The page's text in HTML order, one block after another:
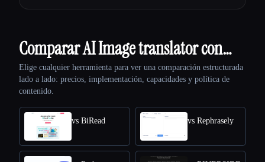
Comparar AI Image translator con…
Elige cualquier herramienta para ver una comparación estructurada
lado a lado: precios, implementación, capacidades y política de
contenido.
vs BiRead vs Rephrasely